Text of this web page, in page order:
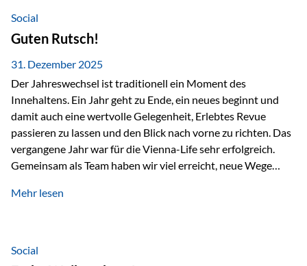
Vermögensstrukturierung und Nachfolgeplanung
gemeinsam zu diskutieren. Persönlich für Sie vor Ort An
beiden Kongresstagen stehen Ihnen Maximilian
Fichtenbauer, Dirk…
Social
Guten Rutsch!
31. Dezember 2025
Der Jahreswechsel ist traditionell ein Moment des
Innehaltens. Ein Jahr geht zu Ende, ein neues beginnt und
damit auch eine wertvolle Gelegenheit, Erlebtes Revue
passieren zu lassen und den Blick nach vorne zu richten. Das
vergangene Jahr war für die Vienna-Life sehr erfolgreich.
Gemeinsam als Team haben wir viel erreicht, neue Wege
Veranstaltungen wie der Schnifisschnauf, aber auch unsere
starkes Miteinander ist. Neben diesen gemeinsamen
Mehr lesen
Social